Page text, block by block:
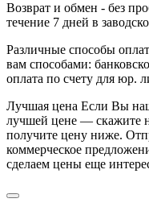
Возврат и обмен - без
течение 7 дней в
Различные способы
вам способами:
оплата по счету для юр.
Лучшая цена Если Вы
лучшей цене — скажите
получите цену ниже.
коммерческое
сделаем цены еще